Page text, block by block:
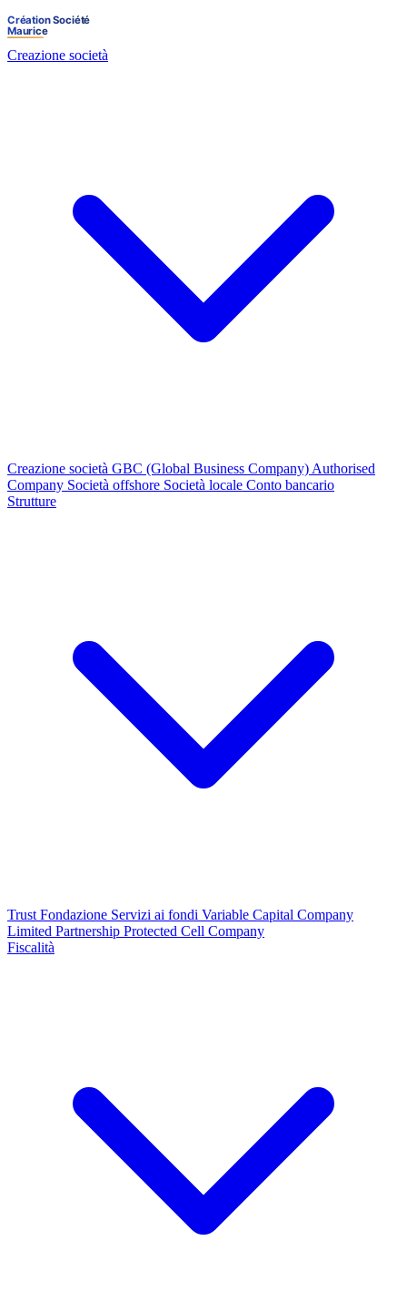
Creazione società
Creazione società GBC (Global Business Company) Authorised
Company Società offshore Società locale Conto bancario
Strutture
Trust Fondazione Servizi ai fondi Variable Capital Company
Limited Partnership Protected Cell Company
Fiscalità